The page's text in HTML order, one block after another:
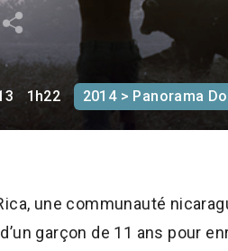
1h22 2014 > Panorama
une communauté
garçon de 11 ans pour